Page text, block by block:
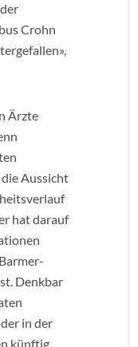
Crohn
Ärzte
Aussicht
hat darauf
Denkbar
in der
künftig